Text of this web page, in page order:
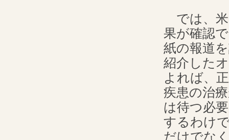
では、米
果が確認
紙の報道
紹介した
よれば、
疾患の治
は待つ必
するわけ
だけでな